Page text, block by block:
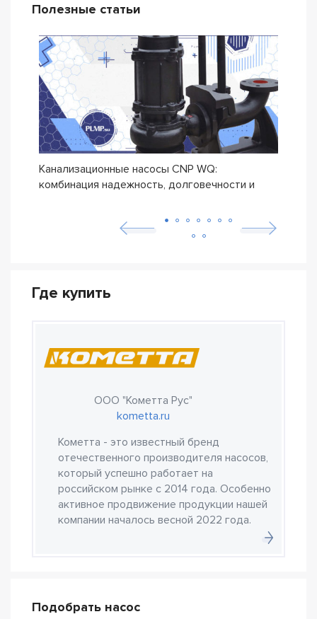
Полезные статьи
Канализационные насосы CNP WQ:
комбинация надежность, долговечности и
Где купить
ООО "Кометта Рус"
kometta.ru
Кометта - это известный бренд
отечественного производителя насосов,
который успешно работает на
российском рынке с 2014 года. Особенно
активное продвижение продукции нашей
компании началось весной 2022 года.
Подобрать насос